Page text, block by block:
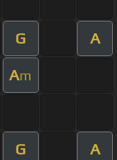
G A
Am
G A